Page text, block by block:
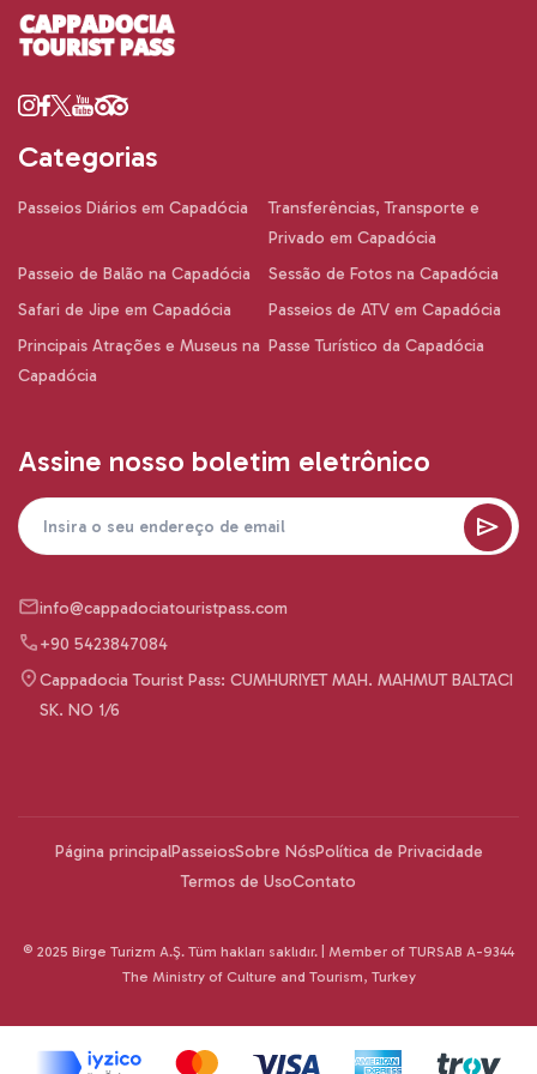
Categorias
Passeios Diários em Capadócia
Transferências, Transporte e
Privado em Capadócia
Passeio de Balão na Capadócia
Sessão de Fotos na Capadócia
Safari de Jipe em Capadócia
Passeios de ATV em Capadócia
Principais Atrações e Museus na
Capadócia
Passe Turístico da Capadócia
Assine nosso boletim eletrônico
info@cappadociatouristpass.com
+90 5423847084
Cappadocia Tourist Pass: CUMHURIYET MAH. MAHMUT BALTACI
SK. NO 1/6
Página principalPasseiosSobre NósPolítica de Privacidade
Termos de UsoContato
© 2025 Birge Turizm A.Ş. Tüm hakları saklıdır. | Member of TURSAB A-9344
The Ministry of Culture and Tourism, Turkey